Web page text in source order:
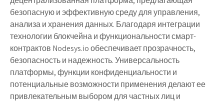
безопасную и эффективную среду для управления,
анализа и хранения данных. Благодаря интеграции
технологии блокчейна и функциональности смарт-
контрактов Nodesys.io обеспечивает прозрачность,
безопасность и надежность. Универсальность
платформы, функции конфиденциальности и
потенциальные возможности применения делают ее
привлекательным выбором для частных лиц и